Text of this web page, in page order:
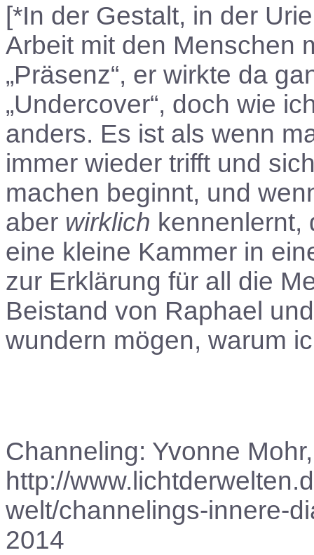
[*In der Gestalt, in der
Arbeit mit den Menschen
„Präsenz“, er wirkte da
„Undercover“, doch wie
anders. Es ist als wenn
immer wieder trifft und
machen beginnt, und
aber wirklich kennenlernt,
eine kleine Kammer in
zur Erklärung für all die
Beistand von Raphael
wundern mögen, warum
Channeling: Yvonne Mohr,
http://
welt/channelings-innere-
2014